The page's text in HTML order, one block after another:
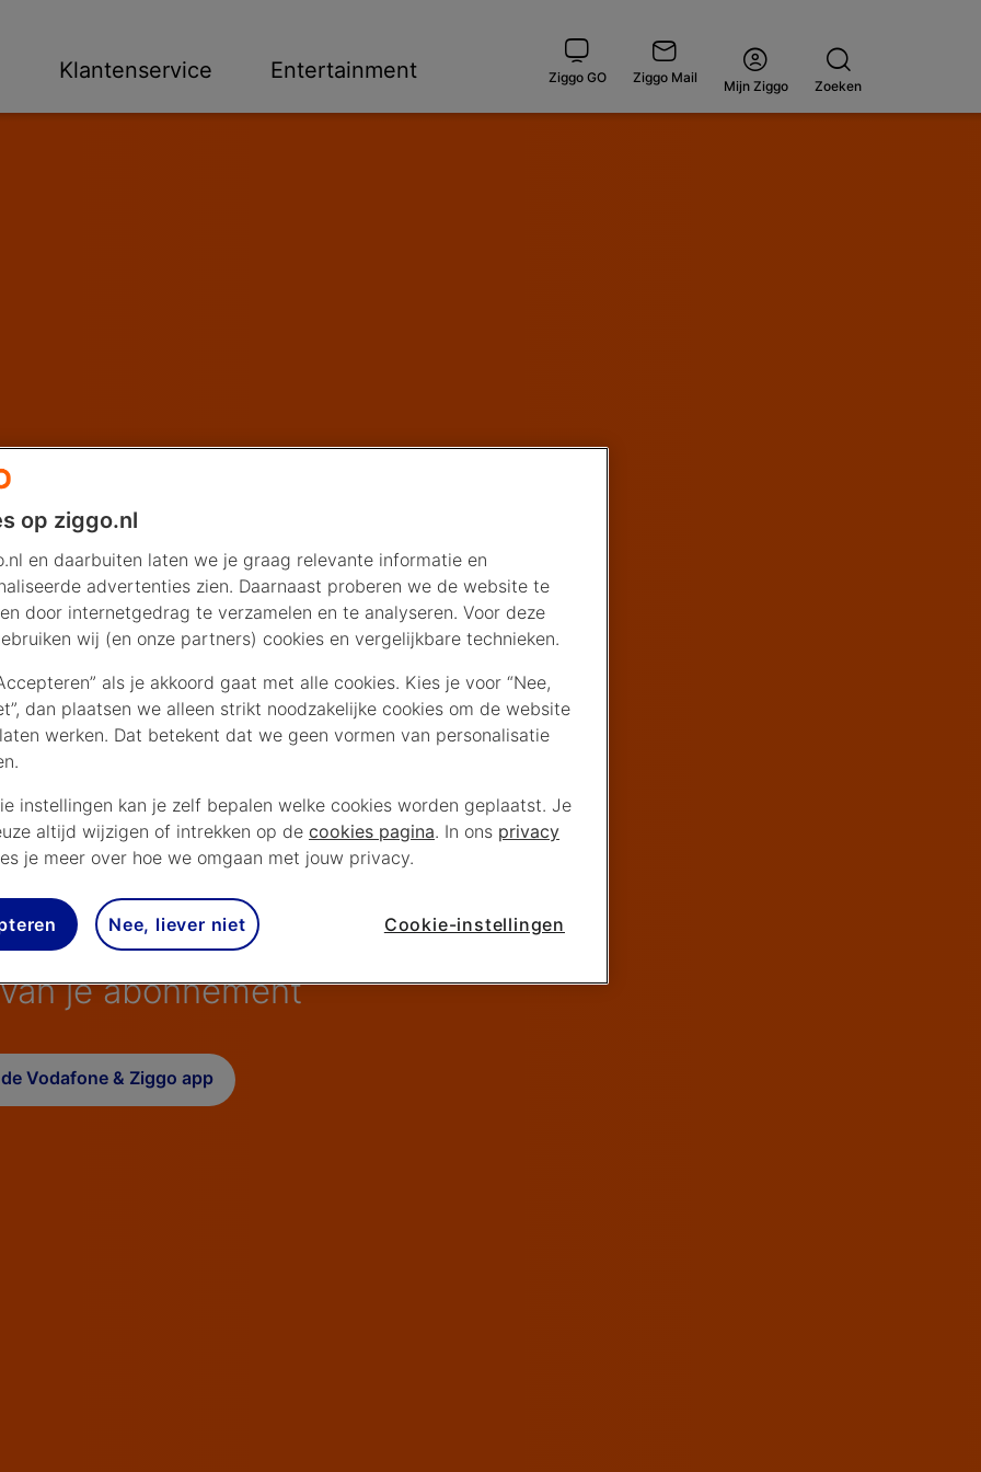
Klantenservice Entertainment Ziggo GO Ziggo Mail Open
Mijn Ziggo
Zoeken
je abonnement
Vodafone & Ziggo app
op ziggo.nl
en daarbuiten laten we je graag relevante informatie en
advertenties zien. Daarnaast proberen we de website te
door internetgedrag te verzamelen en te analyseren. Voor deze
wij (en onze partners) cookies en vergelijkbare technieken.
als je akkoord gaat met alle cookies. Kies je voor “Nee,
dan plaatsen we alleen strikt noodzakelijke cookies om de website
werken. Dat betekent dat we geen vormen van personalisatie
instellingen kan je zelf bepalen welke cookies worden geplaatst. Je
altijd wijzigen of intrekken op de cookies pagina. In ons privacy
je meer over hoe we omgaan met jouw privacy.
Nee, liever niet Cookie-instellingen